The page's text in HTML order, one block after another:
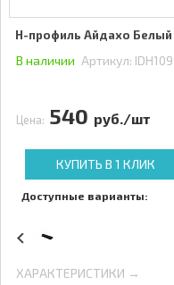
Н-профиль Айдахо Белый
В наличии Артикул: IDH109
Цена: 540 руб./шт
КУПИТЬ В 1 КЛИК
Доступные варианты:
ХАРАКТЕРИСТИКИ →